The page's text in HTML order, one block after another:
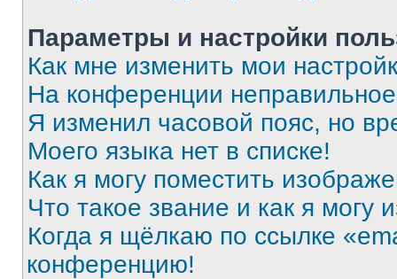
Параметры и настройки
Как мне изменить мои
На конференции
Я изменил часовой пояс, но
Моего языка нет в списке!
Как я могу поместить
Что такое звание и как я могу
Когда я щёлкаю по ссылке
конференцию!